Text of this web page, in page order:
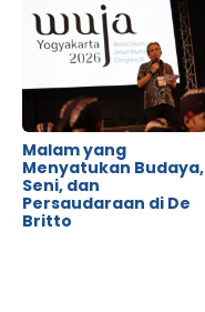
Malam yang
Menyatukan Budaya,
Seni, dan
Persaudaraan di De
Britto